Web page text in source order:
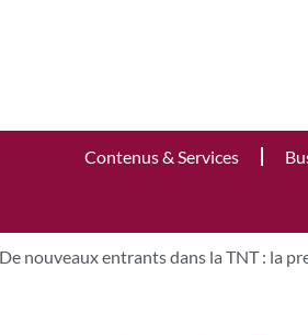
Contenus & Services
De nouveaux entrants dans la TNT : la